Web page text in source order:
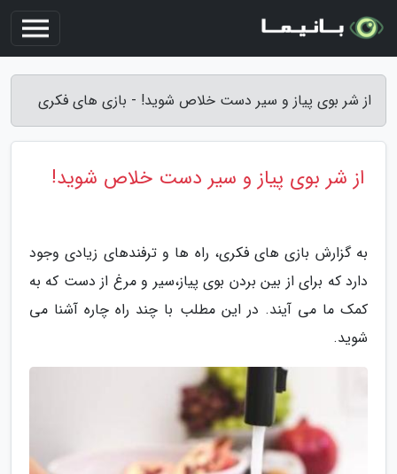
از شر بوی پیاز و سیر دست خلاص شوید! - بازی های فکری
از شر بوی پیاز و سیر دست خلاص شوید!
به گزارش بازی های فکری، راه ها و ترفندهای زیادی وجود
دارد که برای از بین بردن بوی پیاز،سیر و مرغ از دست که به
کمک ما می آیند. در این مطلب با چند راه چاره آشنا می
شوید.